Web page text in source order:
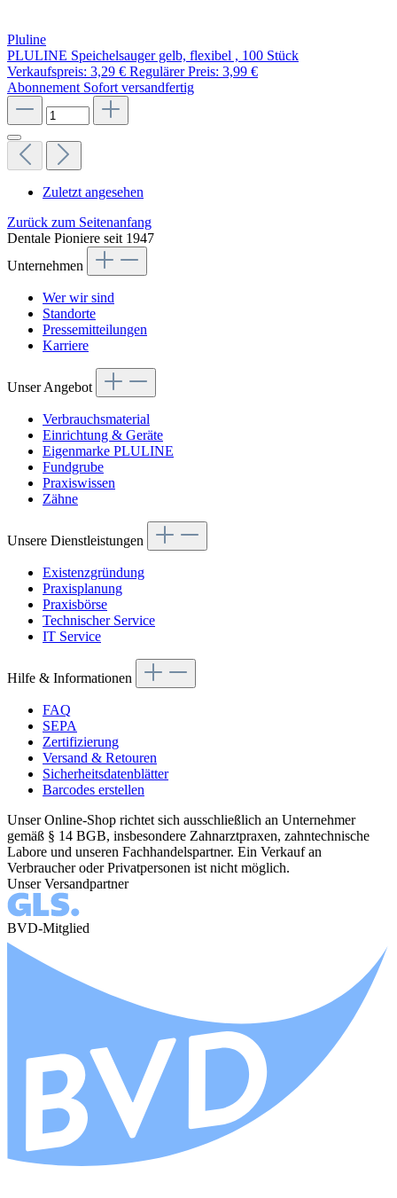
Pluline
PLULINE Speichelsauger gelb, flexibel , 100 Stück
Verkaufspreis: 3,29 € Regulärer Preis: 3,99 €
Abonnement Sofort versandfertig
Zuletzt angesehen
Zurück zum Seitenanfang
Dentale Pioniere seit 1947
Unternehmen
Wer wir sind
Standorte
Pressemitteilungen
Karriere
Unser Angebot
Verbrauchsmaterial
Einrichtung & Geräte
Eigenmarke PLULINE
Fundgrube
Praxiswissen
Zähne
Unsere Dienstleistungen
Existenzgründung
Praxisplanung
Praxisbörse
Technischer Service
IT Service
Hilfe & Informationen
FAQ
SEPA
Zertifizierung
Versand & Retouren
Sicherheitsdatenblätter
Barcodes erstellen
Unser Online-Shop richtet sich ausschließlich an Unternehmer
gemäß § 14 BGB, insbesondere Zahnarztpraxen, zahntechnische
Labore und unseren Fachhandelspartner. Ein Verkauf an
Verbraucher oder Privatpersonen ist nicht möglich.
Unser Versandpartner
BVD-Mitglied